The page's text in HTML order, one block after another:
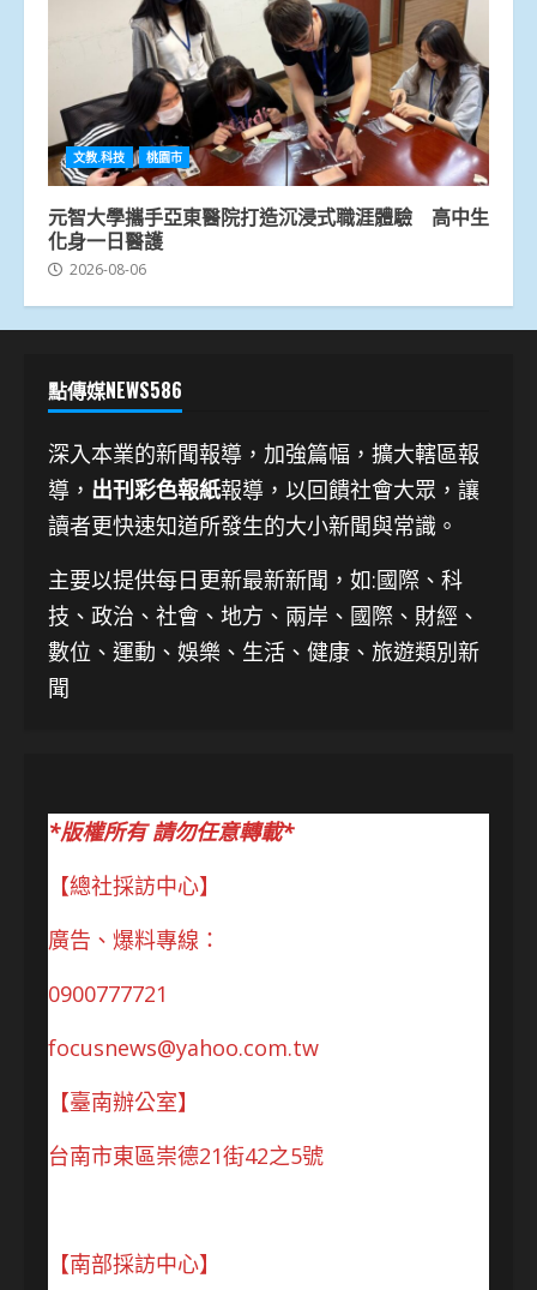
文教.科技 桃園市
元智大學攜手亞東醫院打造沉浸式職涯體驗 高中生
化身一日醫護
2026-08-06
點傳媒NEWS586
深入本業的新聞報導，加強篇幅，擴大轄區報
導， 出刊彩色報紙報導，以回饋社會大眾，讓
讀者更快速知道所發生的大小新聞與常識。
主要以提供每日更新最新新聞 ，如:國際、科
技、 政治、社會、地方、兩岸、國際、財經、
數位、運動、娛樂、生活、健康、旅遊類別新
聞
*版權所有 請勿任意轉載*
【總社採訪中心】
廣告、爆料專線：
0900777721
focusnews@yahoo.com.tw
【臺南辦公室】
台南市東區崇德21街42之5號
【南部採訪中心】